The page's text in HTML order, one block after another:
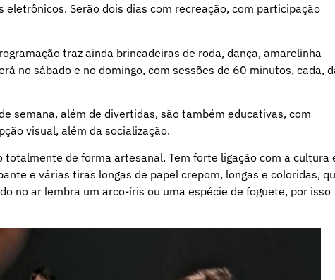
Serão dois dias com recreação, com participação
traz ainda brincadeiras de roda, dança, amarelinha
no sábado e no domingo, com sessões de 60 minutos, cada,
semana, além de divertidas, são também educativas, com
visual, além da socialização.
totalmente de forma artesanal. Tem forte ligação com a cultura
e várias tiras longas de papel crepom, longas e coloridas,
no ar lembra um arco-íris ou uma espécie de foguete, por isso